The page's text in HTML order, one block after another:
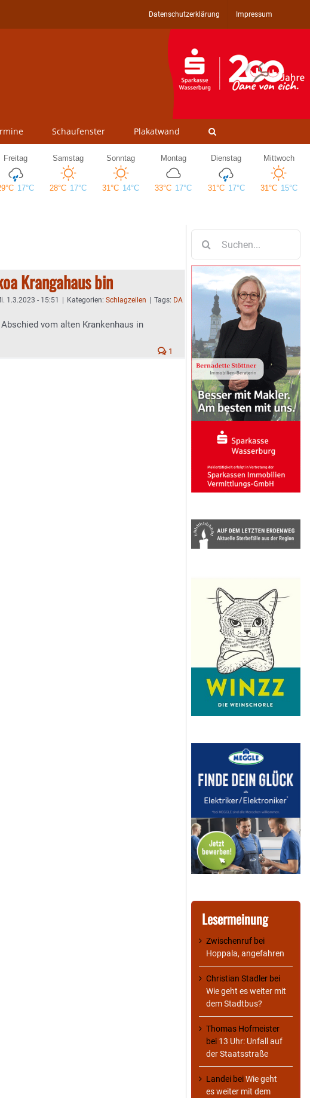
Datenschutzerklärung Impressum
Schaufenster Plakatwand
Krangahaus bin
1.3.2023 - 15:51 Kategorien: Schlagzeilen Tags: DA
vom alten Krankenhaus in
1
nach:
Lesermeinung
Zwischenruf bei
Hoppala, angefahren
Christian Stadler bei
Wie geht es weiter mit
dem Stadtbus?
Thomas Hofmeister
bei 13 Uhr: Unfall auf
der Staatsstraße
Landei beiWie geht
es weiter mit dem